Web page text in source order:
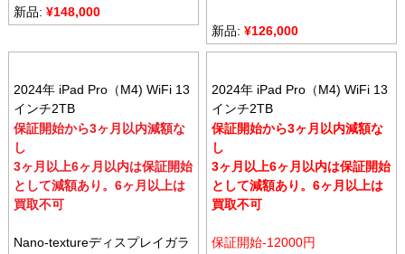
新品: ¥148,000
新品: ¥126,000
2024年 iPad Pro（M4) WiFi 13
インチ2TB
保証開始から3ヶ月以内減額な
し
3ヶ月以上6ヶ月以内は保証開始
として減額あり。6ヶ月以上は
買取不可
Nano-textureディスプレイガラ
2024年 iPad Pro（M4) WiFi 13
インチ2TB
保証開始から3ヶ月以内減額な
し
3ヶ月以上6ヶ月以内は保証開始
として減額あり。6ヶ月以上は
買取不可
保証開始-12000円